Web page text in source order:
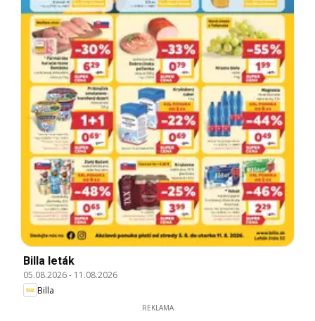
Billa leták
05.08.2026- 11.08.2026
Billa
REKLAMA